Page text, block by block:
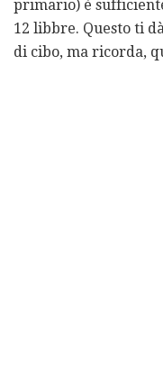
primario) è
12 libbre. Questo ti
di cibo, ma ricorda,